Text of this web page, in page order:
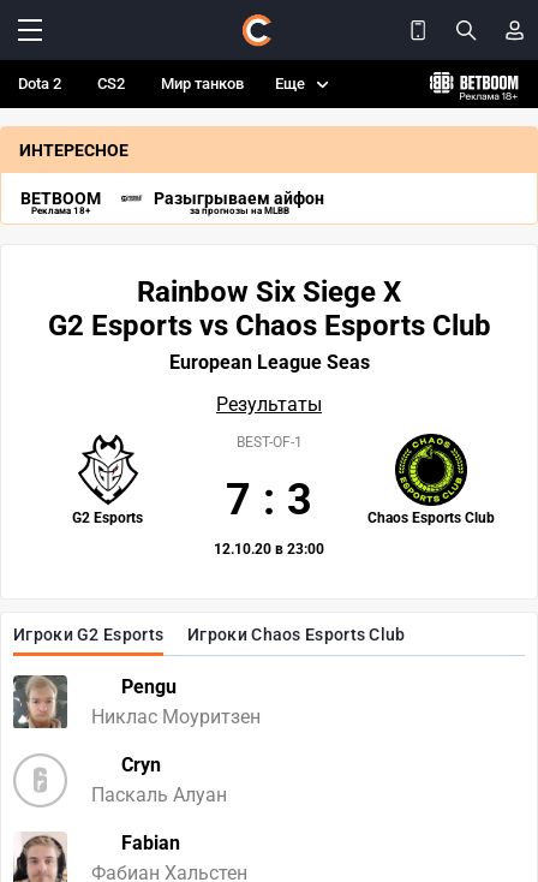
Dota 2 CS2 Мир танков Еще
ИНТЕРЕСНОЕ
BETBOOM
Реклама 18+
Разыгрываем айфон
за прогнозы на MLBB
Игроки G2 Esports Игроки Chaos Esports Club
Pengu
Никлас Моуритзен
Cryn
Паскаль Алуан
Fabian
Фабиан Хальстен
Rainbow Six Siege X
G2 Esports vs Chaos Esports Club
European League Seas
Результаты
G2 Esports Chaos Esports Club
BEST-OF-1
7 : 3
12.10.20 в 23:00